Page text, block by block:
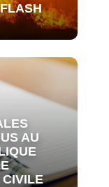
AU
CIVILE